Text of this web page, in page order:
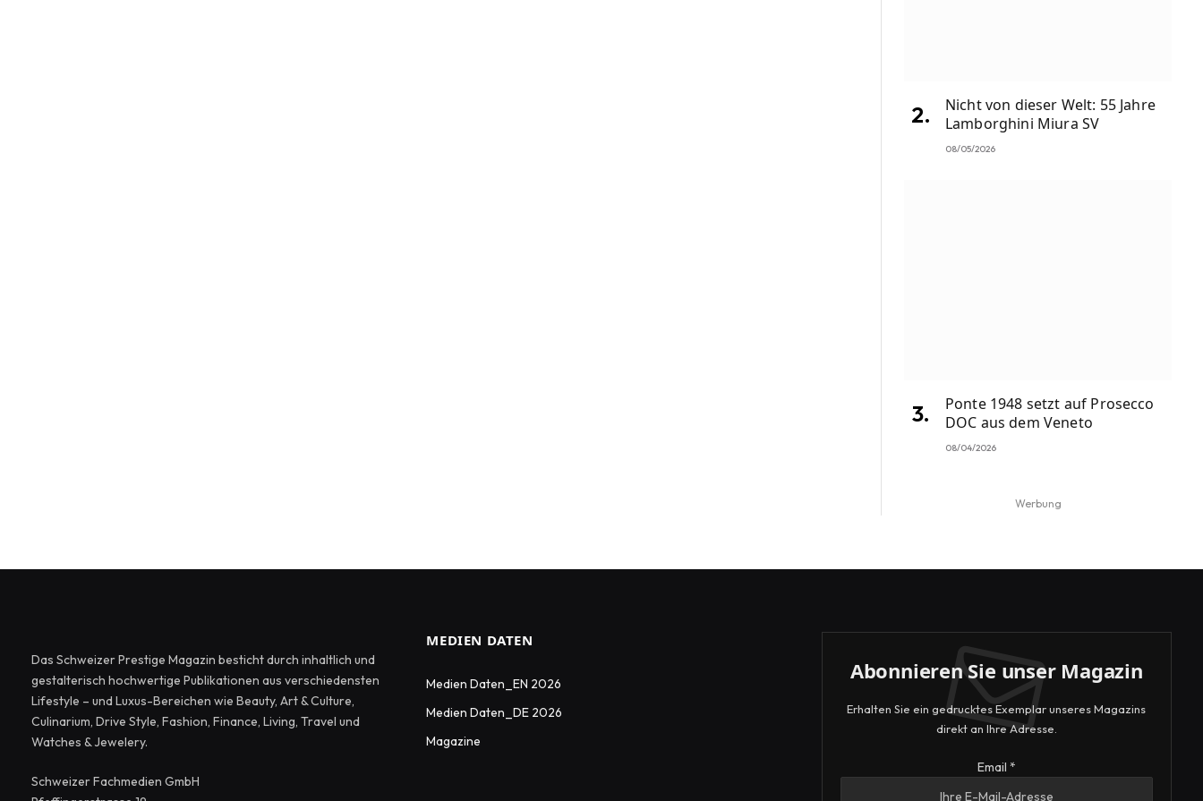
Nicht von dieser Welt: 55 Jahre
Lamborghini Miura SV
08/05/2026
Ponte 1948 setzt auf Prosecco
DOC aus dem Veneto
08/04/2026
Werbung
Das Schweizer Prestige Magazin besticht durch inhaltlich und
gestalterisch hochwertige Publikationen aus verschiedensten
Lifestyle – und Luxus-Bereichen wie Beauty, Art & Culture,
Culinarium, Drive Style, Fashion, Finance, Living, Travel und
Watches & Jewelery.
Schweizer Fachmedien GmbH
MEDIEN DATEN
Medien Daten_EN 2026
Medien Daten_DE 2026
Magazine
Abonnieren Sie unser Magazin
Erhalten Sie ein gedrucktes Exemplar unseres Magazins
direkt an Ihre Adresse.
Email
Email *